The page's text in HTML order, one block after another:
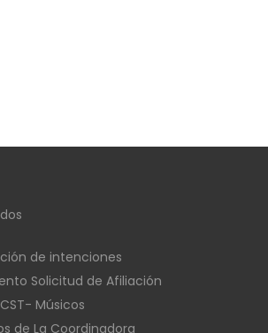
de intenciones
Solicitud de Afiliación
Músicos
de La Coordinadora